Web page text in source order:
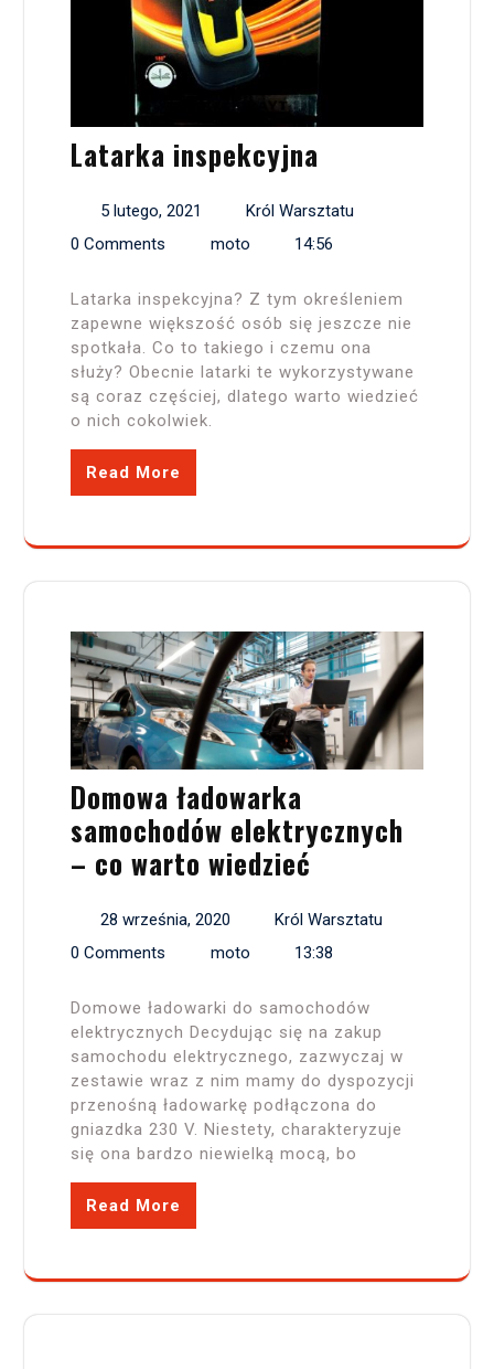
Latarka inspekcyjna
5 lutego, 2021
Król Warsztatu
0 Comments
moto 14:56
Latarka inspekcyjna? Z tym określeniem
zapewne większość osób się jeszcze nie
spotkała. Co to takiego i czemu ona
służy? Obecnie latarki te wykorzystywane
są coraz częściej, dlatego warto wiedzieć
o nich cokolwiek.
Read More
Domowa ładowarka
samochodów elektrycznych
– co warto wiedzieć
28 września, 2020
Król Warsztatu
0 Comments
moto 13:38
Domowe ładowarki do samochodów
elektrycznych Decydując się na zakup
samochodu elektrycznego, zazwyczaj w
zestawie wraz z nim mamy do dyspozycji
przenośną ładowarkę podłączona do
gniazdka 230 V. Niestety, charakteryzuje
się ona bardzo niewielką mocą, bo
Read More